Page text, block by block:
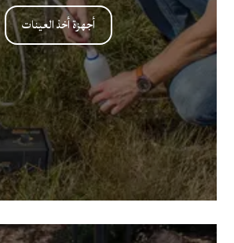
أجهزة أخذ العينات